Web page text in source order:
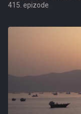
415. epizode